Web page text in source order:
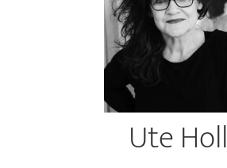
Ute Holl